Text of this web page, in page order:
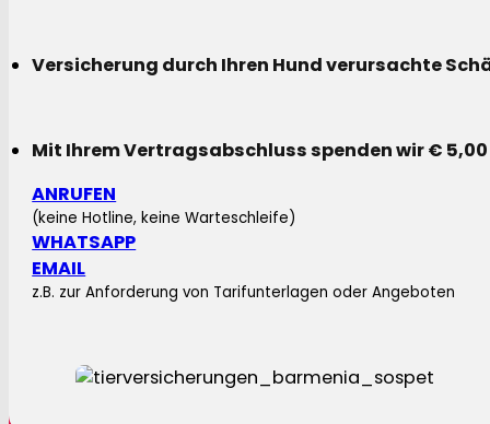
Versicherung durch Ihren Hund verursachte
Mit Ihrem Vertragsabschluss spenden wir €
ANRUFEN
(keine Hotline, keine Warteschleife)
WHATSAPP
EMAIL
z.B. zur Anforderung von Tarifunterlagen oder Angeboten